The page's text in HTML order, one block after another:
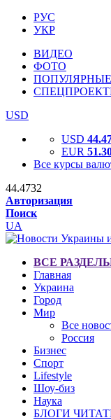
РУС
УКР
ВИДЕО
ФОТО
ПОПУЛЯРНЫЕ
USD
USD
EUR
Все курсы
44.4732
Авторизация
Поиск
UA
ВСЕ
Главная
Украина
Город
Мир
Все
Россия
Бизнес
Спорт
Lifestyle
Шоу-биз
Наука
БЛОГИ